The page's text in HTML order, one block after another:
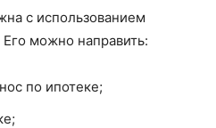
с использованием
можно направить:
по ипотеке;